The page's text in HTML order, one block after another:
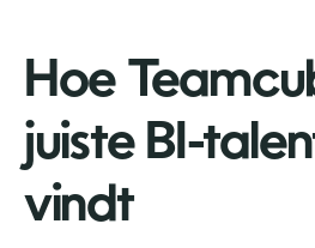
Hoe
juiste BI-
vindt